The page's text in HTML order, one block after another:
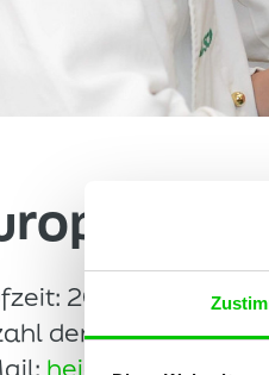
2026 - 2028
der Kinder: 8